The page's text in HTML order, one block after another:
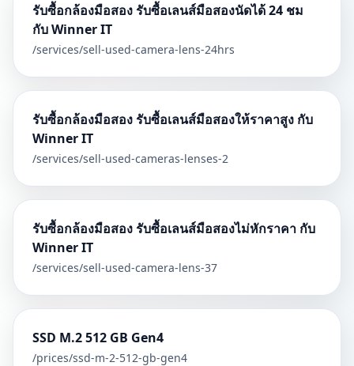
รับซื้อกล้องมือสอง รับซื้อเลนส์มือสองนัดได้ 24 ชม
กับ Winner IT
/services/sell-used-camera-lens-24hrs
รับซื้อกล้องมือสอง รับซื้อเลนส์มือสองให้ราคาสูง กับ
Winner IT
/services/sell-used-cameras-lenses-2
รับซื้อกล้องมือสอง รับซื้อเลนส์มือสองไม่หักราคา กับ
Winner IT
/services/sell-used-camera-lens-37
SSD M.2 512 GB Gen4
/prices/ssd-m-2-512-gb-gen4